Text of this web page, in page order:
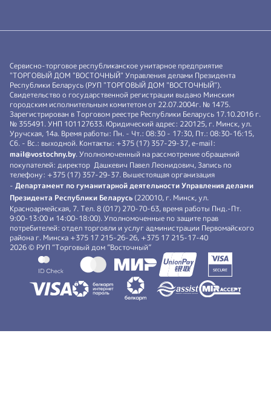
Сервисно-торговое республиканское унитарное предприятие
"ТОРГОВЫЙ ДОМ "ВОСТОЧНЫЙ" Управления делами Президента
Республики Беларусь (РУП "ТОРГОВЫЙ ДОМ "ВОСТОЧНЫЙ").
Свидетельство о государственной регистрации выдано Минским
городским исполнительным комитетом от 22.07.2004г. № 1475.
Зарегистрирован в Торговом реестре Республики Беларусь 17.10.2016 г.
№ 355491. УНП 101127633. Юридический адрес: 220125, г. Минск, ул.
Уручская, 14а. Время работы: Пн. - Чт.: 08:30 - 17:30, Пт.: 08:30-16:15,
Сб. - Вс.: выходной. Контакты: +375 (17) 357-29-37, e-mail:
mail@vostochny.by. Уполномоченный на рассмотрение обращений
покупателей: директор Дашкевич Павел Леонидович, Запись по
телефону: +375 (17) 357-29-37. Вышестоящая организация
- Департамент по гуманитарной деятельности Управления делами
Президента Республики Беларусь (220010, г. Минск, ул.
Красноармейская, 7. Тел. 8 (017) 270-70-63, время работы Пнд.-Пт.
9:00-13:00 и 14:00-18:00). Уполномоченные по защите прав
потребителей: отдел торговли и услуг администрации Первомайского
района г. Минска +375 17 215-26-26, +375 17 215-17-40
2026 © РУП “Торговый дом ”Восточный”